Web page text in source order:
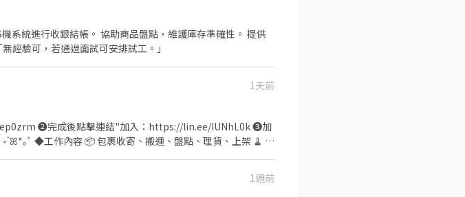
系統進行收銀結帳。 協助商品盤點，維護庫存準確性。 提供
經驗可，若通過面試可安排試工。」
1天前
❷完成後點擊連結"加入：https://lin.ee/IUNhL0k ❸加
｡ﾟ ◆工作內容 📦 包裹收寄、搬運、盤點、理貨、上架 🧹 維
需加班 . 📅 一週至少給班 4 天（假日需能配合） ⚠️ 需配合加
1週前